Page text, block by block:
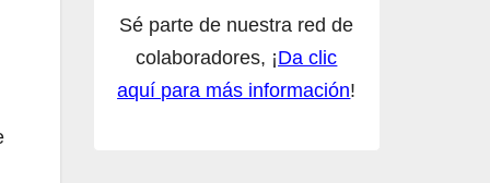
Sé parte de nuestra red de
colaboradores, ¡Da clic
aquí para más información!